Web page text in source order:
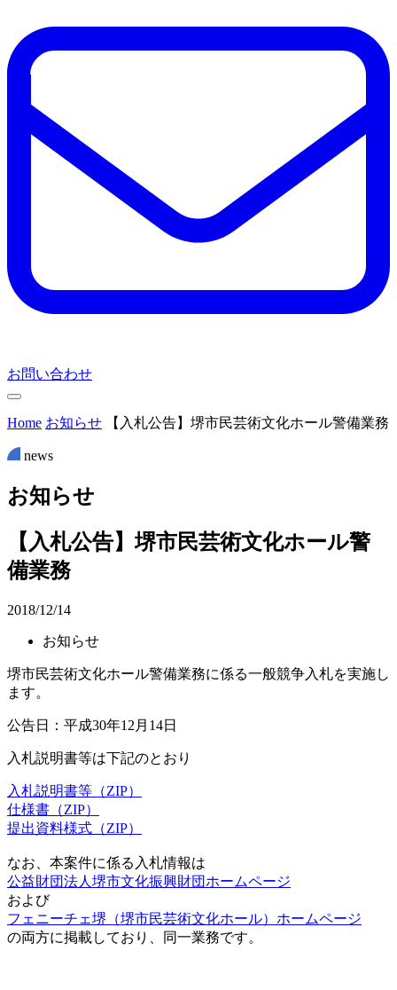
お問い合わせ
Home お知らせ 【入札公告】堺市民芸術文化ホール警備業務
news
お知らせ
【入札公告】堺市民芸術文化ホール警
備業務
2018/12/14
お知らせ
堺市民芸術文化ホール警備業務に係る一般競争入札を実施し
ます。
公告日：平成30年12月14日
入札説明書等は下記のとおり
入札説明書等（ZIP）
仕様書（ZIP）
提出資料様式（ZIP）
なお、本案件に係る入札情報は
公益財団法人堺市文化振興財団ホームページ
および
フェニーチェ堺（堺市民芸術文化ホール）ホームページ
の両方に掲載しており、同一業務です。